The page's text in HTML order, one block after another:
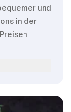
und
in der